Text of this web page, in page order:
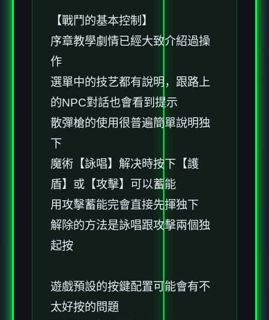
【戰鬥的基本控制】
序章教學劇情已經大致介紹過操
作
選單中的技艺都有說明，跟路上
的NPC對話也會看到提示
散彈槍的使用很普遍簡單說明独
下
魔術【詠唱】解决時按下【護
盾】或【攻擊】可以蓄能
用攻擊蓄能完會直接先揮独下
解除的方法是詠唱跟攻擊兩個独
起按
遊戲預設的按鍵配置可能會有不
太好按的問題